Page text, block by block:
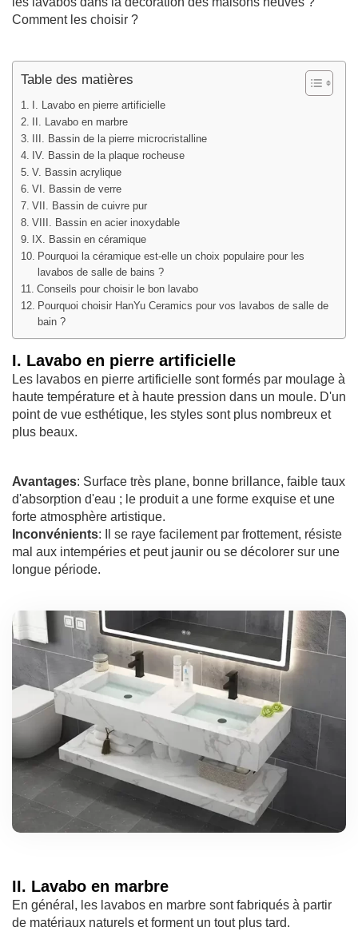
Comment les choisir ?
Table des matières
I. Lavabo en pierre artificielle
II. Lavabo en marbre
III. Bassin de la pierre microcristalline
IV. Bassin de la plaque rocheuse
V. Bassin acrylique
VI. Bassin de verre
VII. Bassin de cuivre pur
VIII. Bassin en acier inoxydable
IX. Bassin en céramique
Pourquoi la céramique est-elle un choix populaire pour les
lavabos de salle de bains ?
Conseils pour choisir le bon lavabo
Pourquoi choisir HanYu Ceramics pour vos lavabos de salle de
bain ?
I. Lavabo en pierre artificielle
Les lavabos en pierre artificielle sont formés par moulage à
haute température et à haute pression dans un moule. D'un
point de vue esthétique, les styles sont plus nombreux et
plus beaux.
Avantages: Surface très plane, bonne brillance, faible taux
d'absorption d'eau ; le produit a une forme exquise et une
forte atmosphère artistique.
Inconvénients: Il se raye facilement par frottement, résiste
mal aux intempéries et peut jaunir ou se décolorer sur une
longue période.
II. Lavabo en marbre
En général, les lavabos en marbre sont fabriqués à partir
de matériaux naturels et forment un tout plus tard.